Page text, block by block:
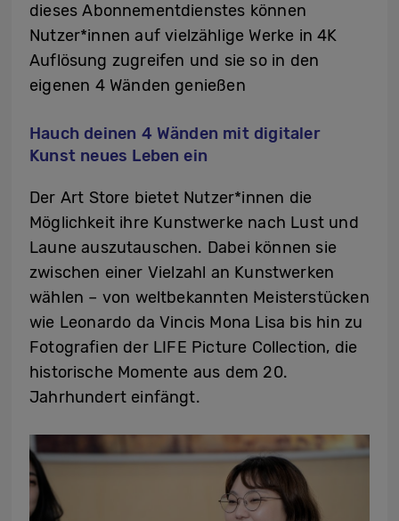
dieses Abonnementdienstes können
Nutzer*innen auf vielzählige Werke in 4K
Auflösung zugreifen und sie so in den
eigenen 4 Wänden genießen
Hauch deinen 4 Wänden mit digitaler
Kunst neues Leben ein
Der Art Store bietet Nutzer*innen die
Möglichkeit ihre Kunstwerke nach Lust und
Laune auszutauschen. Dabei können sie
zwischen einer Vielzahl an Kunstwerken
wählen – von weltbekannten Meisterstücken
wie Leonardo da Vincis Mona Lisa bis hin zu
Fotografien der LIFE Picture Collection, die
historische Momente aus dem 20.
Jahrhundert einfängt.